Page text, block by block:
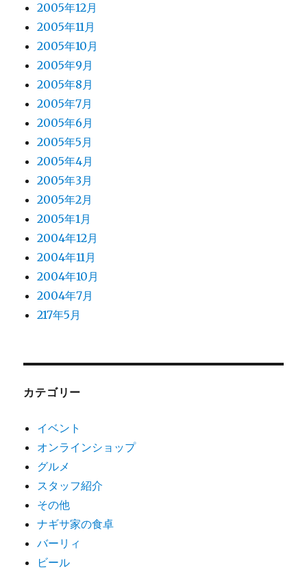
2005年12月
2005年11月
2005年10月
2005年9月
2005年8月
2005年7月
2005年6月
2005年5月
2005年4月
2005年3月
2005年2月
2005年1月
2004年12月
2004年11月
2004年10月
2004年7月
217年5月
カテゴリー
イベント
オンラインショップ
グルメ
スタッフ紹介
その他
ナギサ家の食卓
バーリィ
ビール